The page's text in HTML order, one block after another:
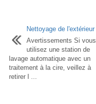
Nettoyage de l'extérieur
Avertissements Si vous
utilisez une station de
lavage automatique avec un
traitement à la cire, veillez à
retirer l ...